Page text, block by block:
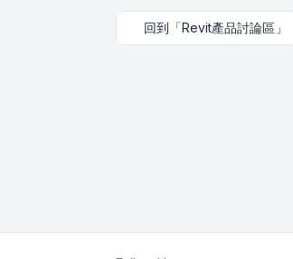
回到「Revit產品討論區」